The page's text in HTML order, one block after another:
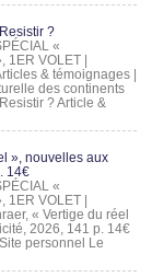
?
«
1ER VOLET |
& témoignages |
des continents
? Article &
», nouvelles aux
14€
«
1ER VOLET |
« Vertige du réel
2026, 141 p. 14€
personnel Le